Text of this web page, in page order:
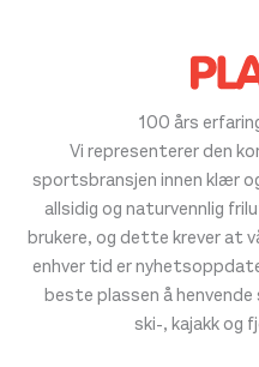
100 års
Vi representerer den
sportsbransjen innen klær
allsidig og naturvennlig
brukere, og dette krever at
enhver tid er
beste plassen å
ski-, kajakk og